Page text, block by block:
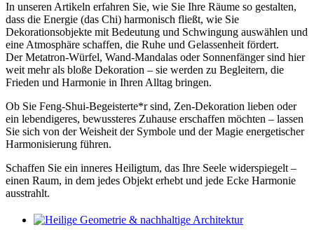
In unseren Artikeln erfahren Sie, wie Sie Ihre Räume so gestalten,
dass die Energie (das Chi) harmonisch fließt, wie Sie
Dekorationsobjekte mit Bedeutung und Schwingung auswählen und
eine Atmosphäre schaffen, die Ruhe und Gelassenheit fördert.
Der Metatron-Würfel, Wand-Mandalas oder Sonnenfänger sind hier
weit mehr als bloße Dekoration – sie werden zu Begleitern, die
Frieden und Harmonie in Ihren Alltag bringen.
Ob Sie Feng-Shui-Begeisterte*r sind, Zen-Dekoration lieben oder
ein lebendigeres, bewussteres Zuhause erschaffen möchten – lassen
Sie sich von der Weisheit der Symbole und der Magie energetischer
Harmonisierung führen.
Schaffen Sie ein inneres Heiligtum, das Ihre Seele widerspiegelt –
einen Raum, in dem jedes Objekt erhebt und jede Ecke Harmonie
ausstrahlt.